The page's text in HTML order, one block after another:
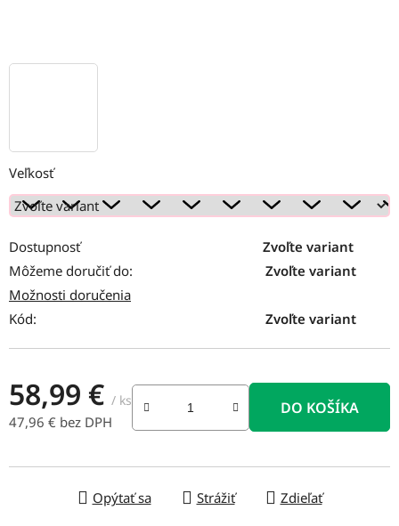
Veľkosť
Dostupnosť
Zvoľte variant
Môžeme doručiť do:
Zvoľte variant
Možnosti doručenia
Kód:
Zvoľte variant
58,99 € / ks
47,96 € bez DPH
DO KOŠÍKA
Opýtať sa Strážiť Zdieľať